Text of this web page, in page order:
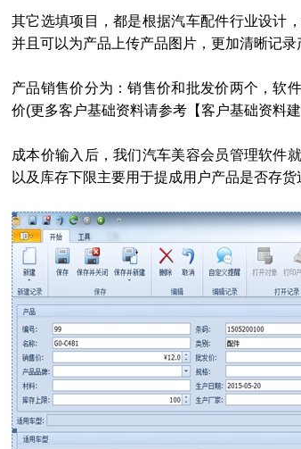
其它选填项目，都是根据汽车配件行业设计
并且可以为产品上传产品图片，更加清晰记录
产品销售价分为：销售价和批发价两个，软
价(更多客户基础资料请参考【客户基础资料
成本价输入后，我们汽车美容会员管理软件
以及库存下限主要用于提成用户产品是否存货